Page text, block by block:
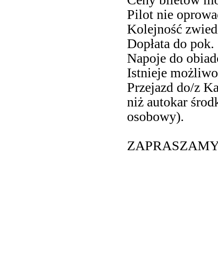
Pilot nie
Kolejność
Dopłata do pok.
Napoje do
Istnieje
Przejazd do/z
niż autokar
osobowy).